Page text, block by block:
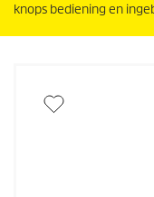
knops bediening en